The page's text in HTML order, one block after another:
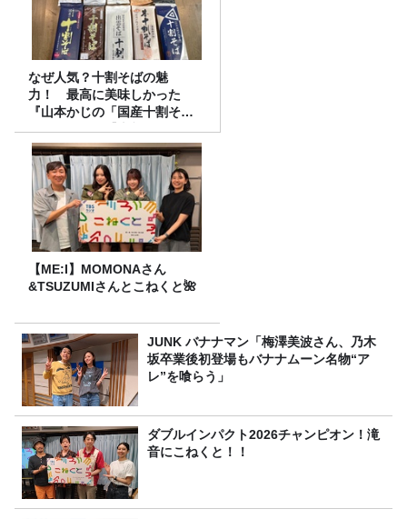
なぜ人気？十割そばの魅
力！ 最高に美味しかった
『山本かじの「国産十割そ
ば」』とは？【十割そば10種
食べ比べ】
【ME:I】MOMONAさん
&TSUZUMIさんとこねくと🌺
JUNK バナナマン「梅澤美波さん、乃木
坂卒業後初登場もバナナムーン名物“ア
レ”を喰らう」
ダブルインパクト2026チャンピオン！滝
音にこねくと！！